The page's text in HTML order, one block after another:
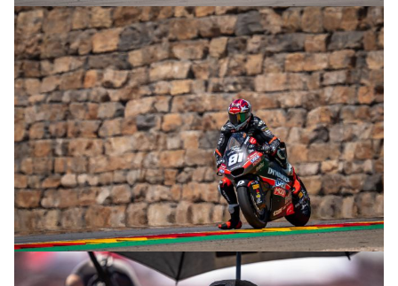
© R. Lekl
© R. Lekl